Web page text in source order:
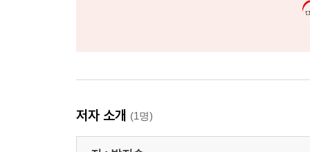
저자 소개 (1명)